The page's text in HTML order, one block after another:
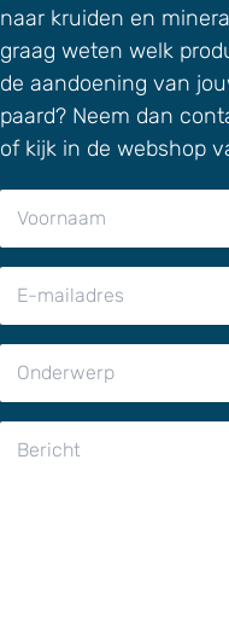
naar kruiden en
graag weten welk
de aandoening van
paard? Neem dan
of kijk in de webshop